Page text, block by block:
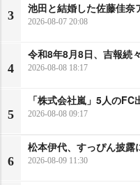
3
池田と結婚した佐藤佳
2026-08-07 20:08
4
令和8年8月8日、吉報続々
2026-08-08 18:17
5
「株式会社嵐」5人のFC
2026-08-08 09:17
6
松本伊代、すっぴん披露
2026-08-09 11:30